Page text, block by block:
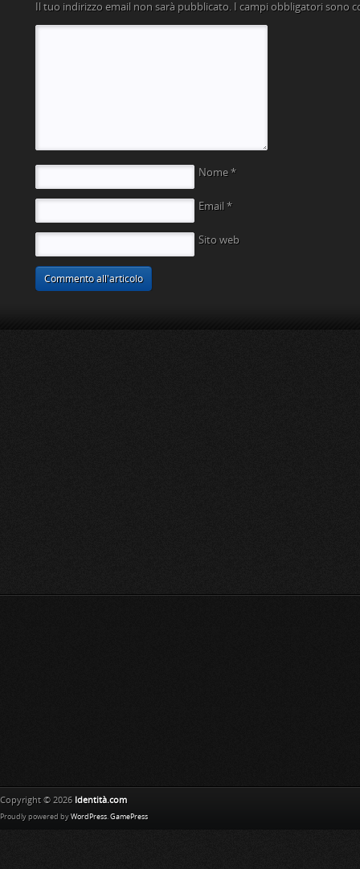
Il tuo indirizzo email non sarà pubblicato. I campi obbligatori sono
Nome *
Email *
Sito web
Copyright © 2026 Identità.com
Proudly powered by WordPress. GamePress